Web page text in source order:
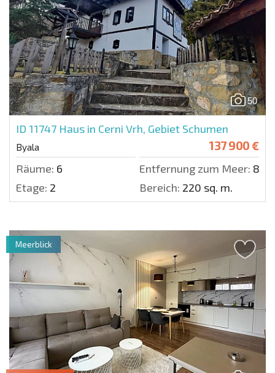
50
ID 11747 Haus in Cerni Vrh, Gebiet Schumen
Byala 137 900 €
Räume: 6 Entfernung zum Meer:
Etage: 2 Bereich: 220 sq. m.
Meerblick